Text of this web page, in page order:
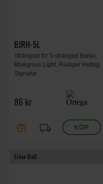
BJRH-5L
Strängset för 5-strängad Banjo,
Bluegrass Light. Rüdiger Helbig
Signatur.
86 kr
store local_shipping
Ernie Ball